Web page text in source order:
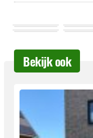
Bekijk ook